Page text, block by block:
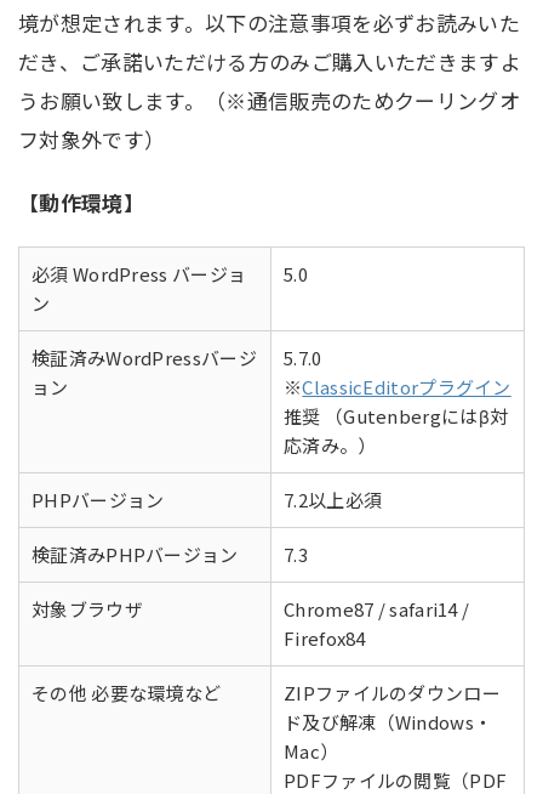
境が想定されます。以下の注意事項を必ずお読みいた
だき、ご承諾いただける方のみご購入いただきますよ
うお願い致します。（※通信販売のためクーリングオ
フ対象外です）
【動作環境】
必須 WordPress バージョ
ン
5.0
検証済みWordPressバージ
ョン
5.7.0
※ClassicEditorプラグイン
推奨 （Gutenbergにはβ対
応済み。）
PHPバージョン 7.2以上必須
検証済みPHPバージョン 7.3
対象ブラウザ
Chrome87 / safari14 /
Firefox84
その他 必要な環境など
ZIPファイルのダウンロー
ド及び解凍（Windows・
Mac）
PDFファイルの閲覧（PDF